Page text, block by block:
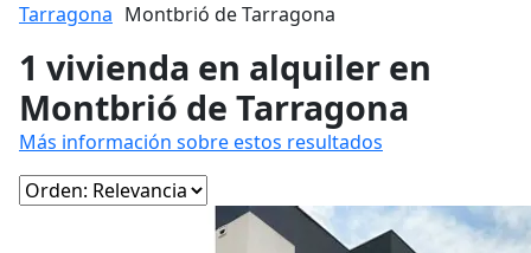
Tarragona Montbrió de Tarragona
1 vivienda en alquiler en
Montbrió de Tarragona
Más información sobre estos resultados